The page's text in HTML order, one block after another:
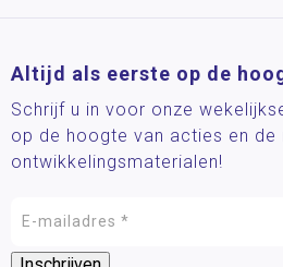
Altijd als eerste op de
Schrijf u in voor onze
op de hoogte van acties en de
ontwikkelingsmaterialen!